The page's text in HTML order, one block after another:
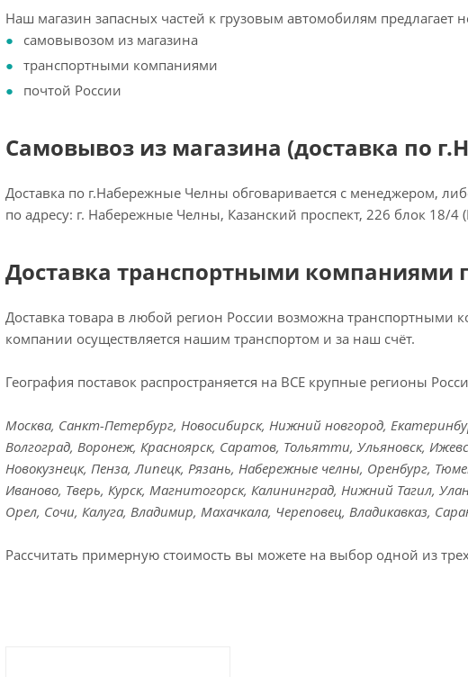
Наш магазин запасных частей к грузовым автомобилям предлагает
самовывозом из магазина
транспортными компаниями
почтой России
Самовывоз из магазина (доставка по
Доставка по г.Набережные Челны обговаривается с менеджером,
по адресу: г. Набережные Челны, Казанский проспект, 226 блок 18/4
Доставка транспортными компаниями
Доставка товара в любой регион России возможна транспортными
компании осуществляется нашим транспортом и за наш счёт.
География поставок распространяется на ВСЕ крупные регионы
Москва, Санкт-Петербург, Новосибирск, Нижний новгород,
Волгоград, Воронеж, Красноярск, Саратов, Тольятти, Ульяновск,
Новокузнецк, Пенза, Липецк, Рязань, Набережные челны, Оренбург,
Иваново, Тверь, Курск, Магнитогорск, Калининград, Нижний Тагил,
Орел, Сочи, Калуга, Владимир, Махачкала, Череповец, Владикавказ,
Рассчитать примерную стоимость вы можете на выбор одной из